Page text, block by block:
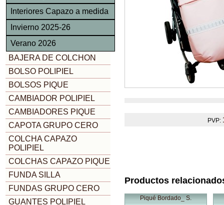
Interiores Capazo a medida
Invierno 2025-26
Verano 2026
BAJERA DE COLCHON
BOLSO POLIPIEL
BOLSOS PIQUE
CAMBIADOR POLIPIEL
CAMBIADORES PIQUE
CAPOTA GRUPO CERO
COLCHA CAPAZO
POLIPIEL
COLCHAS CAPAZO PIQUE
FUNDA SILLA
FUNDAS GRUPO CERO
GUANTES POLIPIEL
PVP:
Productos
Piqué Bordado_ S.